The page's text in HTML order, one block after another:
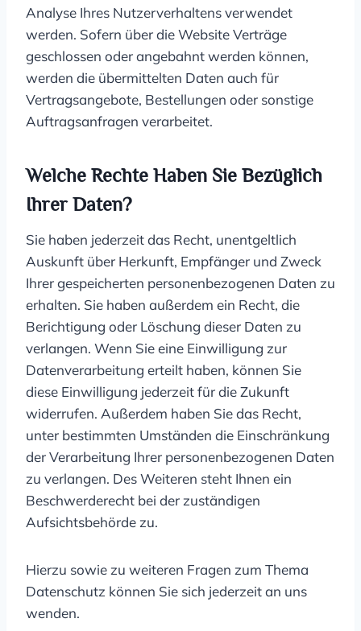
Analyse Ihres Nutzerverhaltens verwendet
werden. Sofern über die Website Verträge
geschlossen oder angebahnt werden können,
werden die übermittelten Daten auch für
Vertragsangebote, Bestellungen oder sonstige
Auftragsanfragen verarbeitet.
Welche Rechte Haben Sie Bezüglich
Ihrer Daten?
Sie haben jederzeit das Recht, unentgeltlich
Auskunft über Herkunft, Empfänger und Zweck
Ihrer gespeicherten personenbezogenen Daten zu
erhalten. Sie haben außerdem ein Recht, die
Berichtigung oder Löschung dieser Daten zu
verlangen. Wenn Sie eine Einwilligung zur
Datenverarbeitung erteilt haben, können Sie
diese Einwilligung jederzeit für die Zukunft
widerrufen. Außerdem haben Sie das Recht,
unter bestimmten Umständen die Einschränkung
der Verarbeitung Ihrer personenbezogenen Daten
zu verlangen. Des Weiteren steht Ihnen ein
Beschwerderecht bei der zuständigen
Aufsichtsbehörde zu.
Hierzu sowie zu weiteren Fragen zum Thema
Datenschutz können Sie sich jederzeit an uns
wenden.